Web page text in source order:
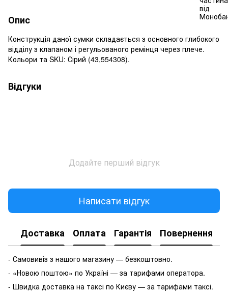
Опис
Конструкція даної сумки складається з основного глибокого
відділу з клапаном і регульованого ремінця через плече.
Кольори та SKU: Сірий (43,554308).
Відгуки
Додайте перший відгук
Написати відгук
Доставка Оплата Гарантія Повернення
- Самовивіз з нашого магазину — безкоштовно.
- «Новою поштою» по Україні — за тарифами оператора.
- Швидка доставка на таксі по Києву — за тарифами таксі.